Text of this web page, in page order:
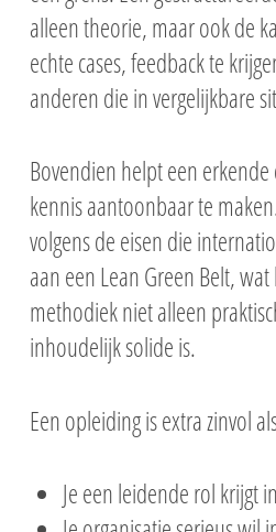
alleen theorie, maar ook de
echte cases, feedback te
anderen die in vergelijkbare
Bovendien helpt een
kennis aantoonbaar te
volgens de eisen die
aan een Lean Green Belt,
methodiek niet alleen
inhoudelijk solide is.
Een opleiding is extra zinvol
Je een leidende rol krijgt